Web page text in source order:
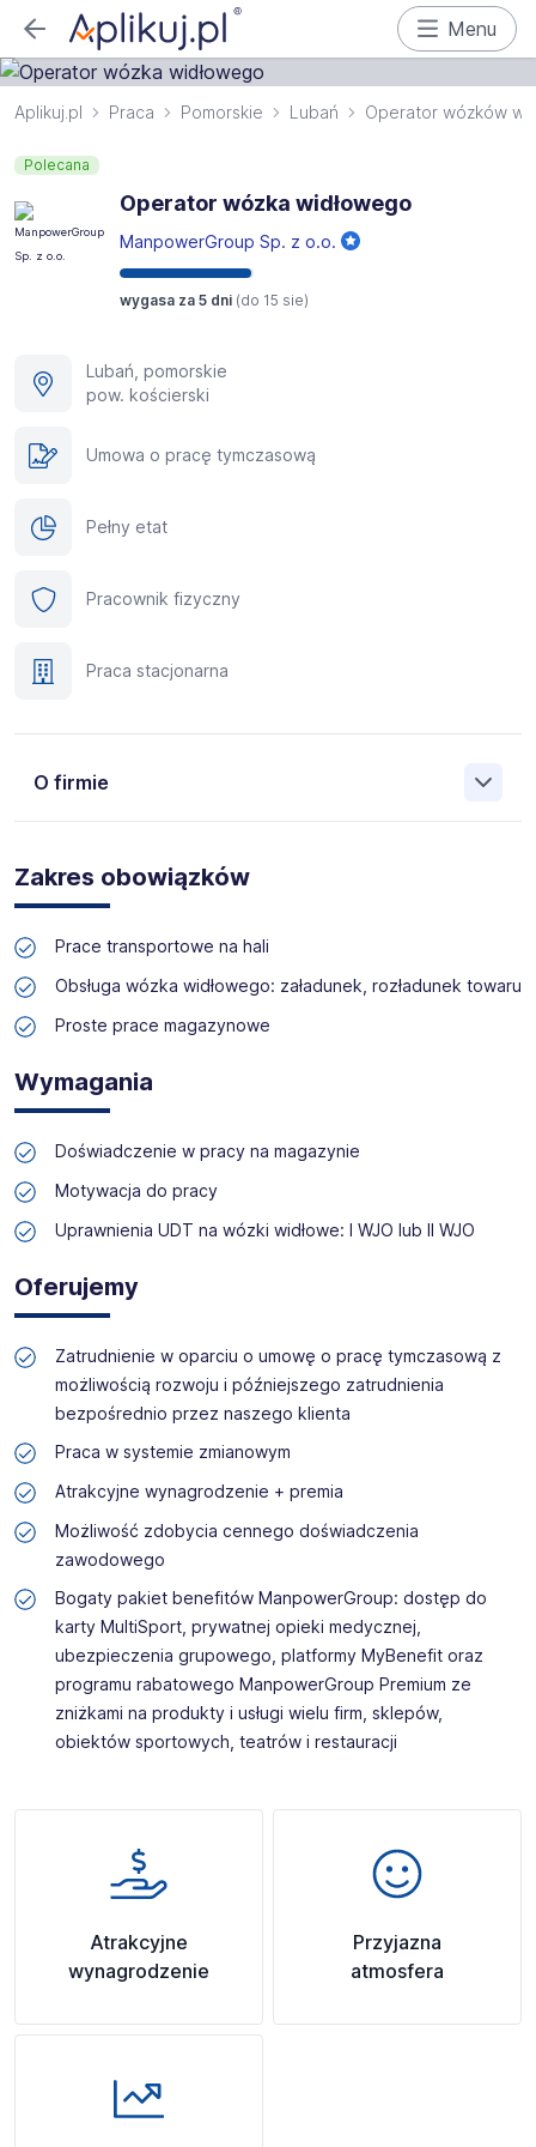
Menu
Aplikuj.pl Praca Pomorskie Lubań Operator wózków
Polecana
Operator wózka widłowego
ManpowerGroup Sp. z o.o.
wygasa za 5 dni (do 15 sie)
Lubań, pomorskie
pow. kościerski
Umowa o pracę tymczasową
Pełny etat
Pracownik fizyczny
Praca stacjonarna
O firmie
o ponad 70-letnim doświadczeniu, działająca w 82
krajach. Na polskim rynku jesteśmy od 2001 roku i obecnie
posiadamy prawie 35 oddziałów w całym kraju. Naszym
celem jest otwieranie przed kandydatami nowych
możliwości, pomoc w znalezieniu pracy odpowiadającej
ich kwalifikacjom i doświadczeniu. Więcej informacji na
zyskać profesjonalne doradztwo i wymarzoną pracę!
Zakres obowiązków
Prace transportowe na hali
Obsługa wózka widłowego: załadunek, rozładunek towaru
Proste prace magazynowe
Wymagania
Doświadczenie w pracy na magazynie
Motywacja do pracy
Uprawnienia UDT na wózki widłowe: I WJO lub II WJO
Oferujemy
Zatrudnienie w oparciu o umowę o pracę tymczasową z
możliwością rozwoju i późniejszego zatrudnienia
bezpośrednio przez naszego klienta
Praca w systemie zmianowym
Atrakcyjne wynagrodzenie + premia
Możliwość zdobycia cennego doświadczenia
zawodowego
Bogaty pakiet benefitów ManpowerGroup: dostęp do
karty MultiSport, prywatnej opieki medycznej,
ubezpieczenia grupowego, platformy MyBenefit oraz
programu rabatowego ManpowerGroup Premium ze
zniżkami na produkty i usługi wielu firm, sklepów,
obiektów sportowych, teatrów i restauracji
Atrakcyjne
wynagrodzenie
Przyjazna
atmosfera